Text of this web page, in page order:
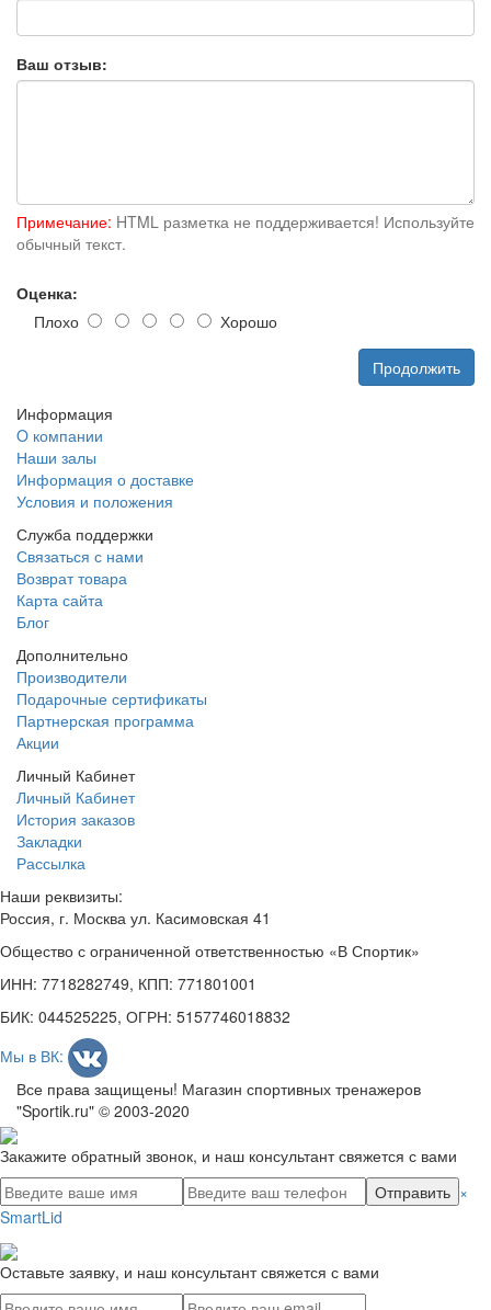
Ваш отзыв:
Примечание: HTML разметка не поддерживается! Используйте
обычный текст.
Оценка:
Плохо
Хорошо
Продолжить
Информация
O компании
Наши залы
Информация о доставке
Условия и положения
Служба поддержки
Связаться с нами
Возврат товара
Карта сайта
Блог
Дополнительно
Производители
Подарочные сертификаты
Партнерская программа
Акции
Личный Кабинет
Личный Кабинет
История заказов
Закладки
Рассылка
Наши реквизиты:
Россия, г. Москва ул. Касимовская 41
Общество с ограниченной ответственностью «В Спортик»
ИНН: 7718282749, КПП: 771801001
БИК: 044525225, ОГРН: 5157746018832
Мы в ВК:
Все права защищены! Магазин спортивных тренажеров
"Sportik.ru" © 2003-2020
Закажите обратный звонок, и наш консультант свяжется с вами
Отправить ×
SmartLid
Оставьте заявку, и наш консультант свяжется с вами